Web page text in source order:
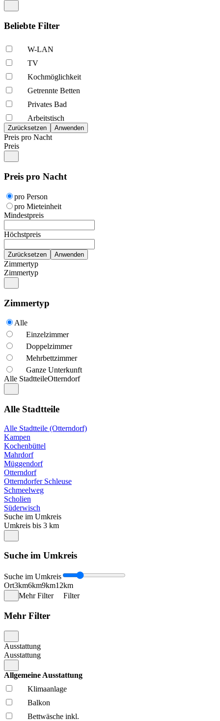
Beliebte Filter
W-LAN
TV
Kochmöglich­keit
Getrennte Betten
Privates Bad
Arbeitstisch
Preis pro Nacht
Preis
Preis pro Nacht
pro Person
pro Mieteinheit
Mindestpreis
Höchstpreis
Zimmertyp
Zimmertyp
Zimmertyp
Alle
Einzelzimmer
Doppelzimmer
Mehrbettzimmer
Ganze Unterkunft
Alle StadtteileOtterndorf
Alle Stadtteile
Alle Stadtteile (Otterndorf)
Kampen
Kochenbüttel
Mahrdorf
Müggendorf
Otterndorf
Otterndorfer Schleuse
Schmeelweg
Scholien
Süderwisch
Suche im Umkreis
Umkreis bis 3 km
Suche im Umkreis
Suche im Umkreis
Ort3km6km9km12km
Mehr Filter
Filter
Mehr Filter
Ausstattung
Ausstattung
Allgemeine Ausstattung
Klima­anlage
Balkon
Bettwäsche inkl.